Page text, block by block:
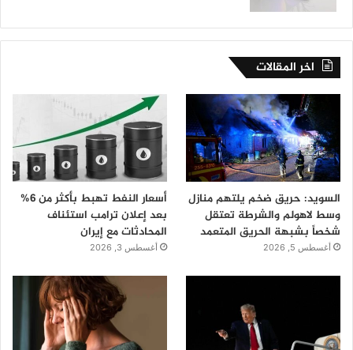
اخر المقالات
السويد: حريق ضخم يلتهم منازل
وسط لاهولم والشرطة تعتقل
شخصاً بشبهة الحريق المتعمد
أغسطس 5, 2026
أسعار النفط تهبط بأكثر من 6%
بعد إعلان ترامب استئناف
المحادثات مع إيران
أغسطس 3, 2026